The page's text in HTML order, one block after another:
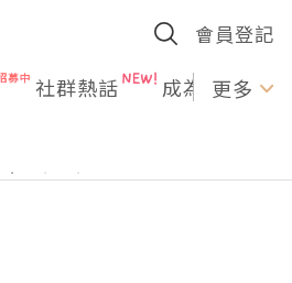
會員登記
社群熱話 成為U更多